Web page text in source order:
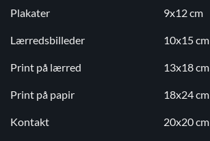
Plakater
Lærredsbilleder
Print på lærred
Print på papir
Kontakt
9x12 cm
10x15 cm
13x18 cm
18x24 cm
20x20 cm